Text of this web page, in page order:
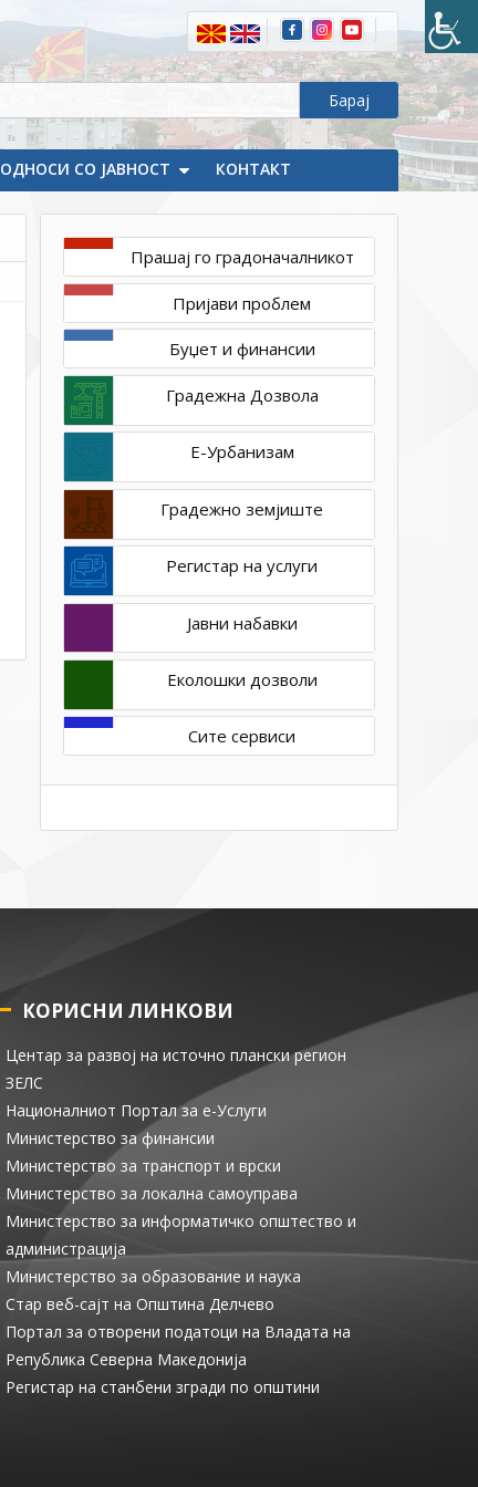
ОДНОСИ СО ЈАВНОСТ КОНТАКТ
октомври
kem_obuka
Прашај го градоначалникот
Пријави проблем
Буџет и финансии
Градежна Дозвола
Е-Урбанизам
Градежно земјиште
Регистар на услуги
Јавни набавки
Еколошки дозволи
Сите сервиси
КОРИСНИ ЛИНКОВИ
Центар за развој на источно плански регион
ЗЕЛС
Националниот Портал за е-Услуги
Министерство за финансии
Министерство за транспорт и врски
Министерство за локална самоуправа
Министерство за информатичко општество и
администрација
Министерство за образование и наука
Стар веб-сајт на Општина Делчево
Портал за отворени податоци на Владата на
Република Северна Македонија
Регистар на станбени згради по општини